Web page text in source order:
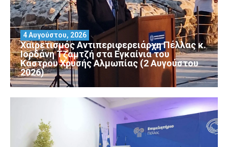
Χαιρετισμός Αντιπεριφερειάρχη Πέλλας κ.
Ιορδάνη Τζαμτζή στα Εγκαίνια του
Κάστρου Χρυσής Αλμωπίας (2 Αυγούστου
2026)
4 Αυγούστου, 2026